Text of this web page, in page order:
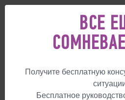
СУРРОГАТНОЕ МАТЕРИНСТВО БЛОГ
ВСЕ
Получите бесплатную
Бесплатное